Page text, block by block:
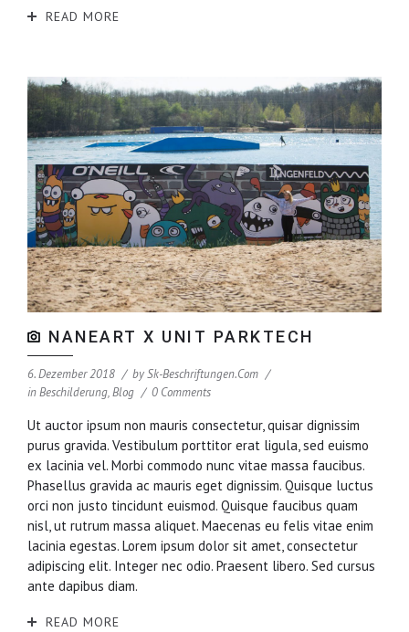
READ MORE
NANEART X UNIT PARKTECH
6. Dezember 2018 bySk-Beschriftungen.com
inBeschilderung,Blog 0 Comments
Ut auctor ipsum non mauris consectetur, quisar dignissim
purus gravida. Vestibulum porttitor erat ligula, sed euismo
ex lacinia vel. Morbi commodo nunc vitae massa faucibus.
Phasellus gravida ac mauris eget dignissim. Quisque luctus
orci non justo tincidunt euismod. Quisque faucibus quam
nisl, ut rutrum massa aliquet. Maecenas eu felis vitae enim
lacinia egestas. Lorem ipsum dolor sit amet, consectetur
adipiscing elit. Integer nec odio. Praesent libero. Sed cursus
ante dapibus diam.
READ MORE